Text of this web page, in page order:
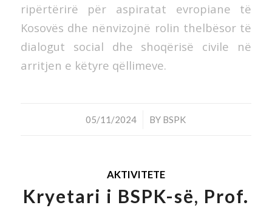
ripërtërirë për aspiratat evropiane të
Kosovës dhe nënvizojnë rolin thelbësor të
dialogut social dhe shoqërisë civile në
arritjen e këtyre qëllimeve.
05/11/2024
/ BY BSPK
AKTIVITETE
Kryetari i BSPK-së, Prof.